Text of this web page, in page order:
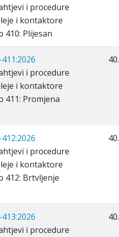
i procedure
i kontaktore
410: Plijesan
i procedure
i kontaktore
411: Promjena
i procedure
i kontaktore
412: Brtvljenje
i procedure